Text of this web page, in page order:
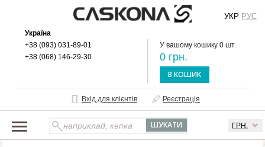
Україна
+38 (093) 031-89-01
+38 (068) 146-29-30
У вашому кошику 0 шт.
0 грн.
В КОШИК
Вхід для клієнтів Реєстрація
ГРН.
УКР РУС